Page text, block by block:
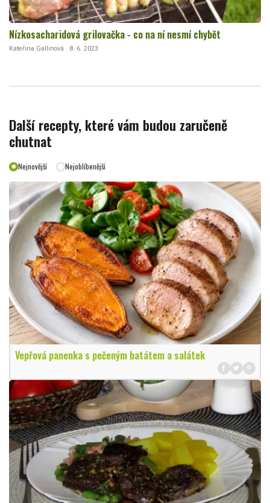
Nízkosacharidová grilovačka - co na ní nesmí chybět
Kateřina Gallinová · 8. 6. 2023
Další recepty, které vám budou zaručeně
chutnat
Nejnovější Nejoblíbenější
Vepřová panenka s pečeným batátem a salátek